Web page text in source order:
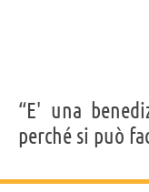
“E' una
perché si può